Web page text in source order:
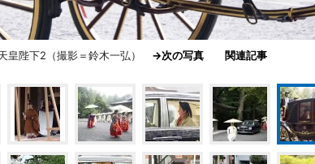
皇陛下2（撮影＝鈴木一弘） →次の写真 関連記事